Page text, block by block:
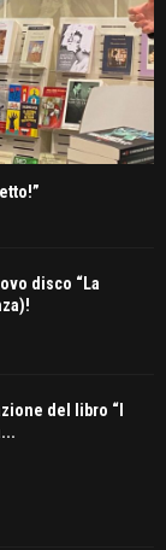
disco “La
del libro “I